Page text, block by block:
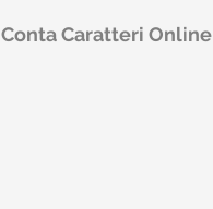
Conta Caratteri Online